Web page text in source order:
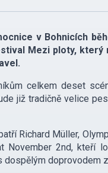
v Bohnicích
Mezi ploty, který
celkem deset
již tradičně velice
Richard Müller,
November 2nd, kteří
dospělým doprovodem